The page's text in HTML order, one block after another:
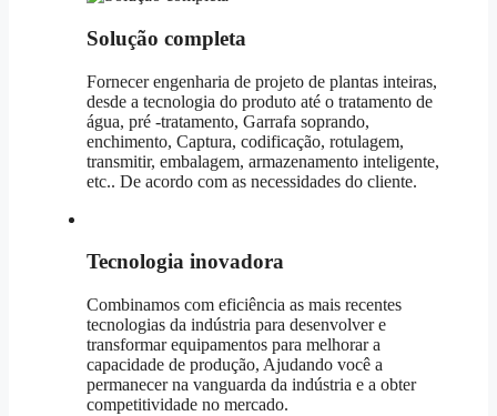
Solução completa
Fornecer engenharia de projeto de plantas inteiras,
desde a tecnologia do produto até o tratamento de
água, pré -tratamento, Garrafa soprando,
enchimento, Captura, codificação, rotulagem,
transmitir, embalagem, armazenamento inteligente,
etc.. De acordo com as necessidades do cliente.
Tecnologia inovadora
Combinamos com eficiência as mais recentes
tecnologias da indústria para desenvolver e
transformar equipamentos para melhorar a
capacidade de produção, Ajudando você a
permanecer na vanguarda da indústria e a obter
competitividade no mercado.